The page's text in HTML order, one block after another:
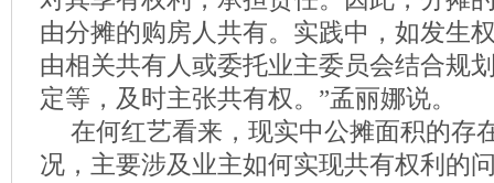
由分摊的购房人共有。实践中，如发生
由相关共有人或委托业主委员会结合规
定等，及时主张共有权。”孟丽娜说。
在何红艺看来，现实中公摊面积的存
况，主要涉及业主如何实现共有权利的